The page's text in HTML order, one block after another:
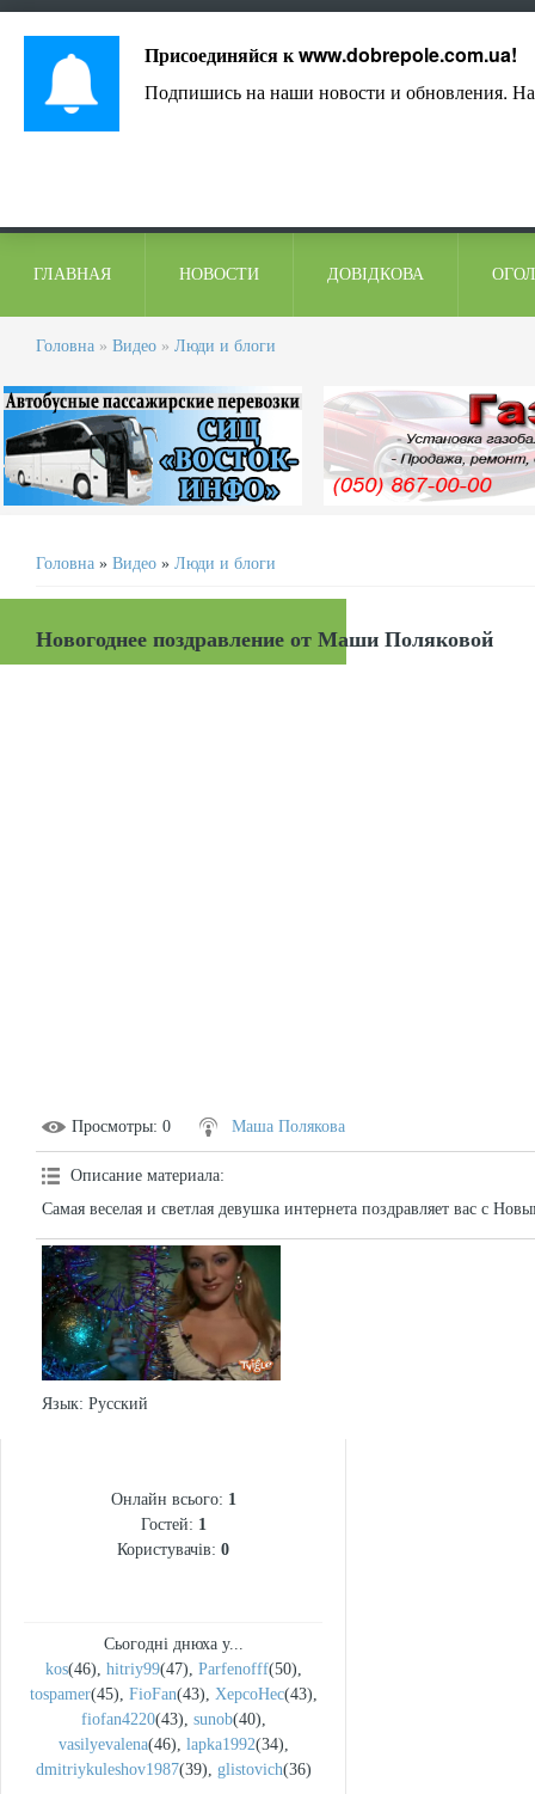
ГЛАВНАЯ НОВОСТИ ДОВІДКОВА
Головна » Видео » Люди и блоги
Головна » Видео » Люди и блоги
Новогоднее поздравление от Маши Поляковой
Просмотры: 0 Маша Полякова
Описание материала:
Самая веселая и светлая девушка интернета поздравляет вас с
Язык: Русский
Онлайн всього: 1
Гостей: 1
Користувачів: 0
Сьогодні днюха у...
kos(46), hitriy99(47), Parfenofff(50),
tospamer(45), FioFan(43), XepcoHec(43),
fiofan4220(43), sunob(40),
vasilyevalena(46), lapka1992(34),
dmitriykuleshov1987(39), glistovich(36)
Присоединяйся кwww.dobrepole.com.ua!
Подпишись на наши новости и обновления.